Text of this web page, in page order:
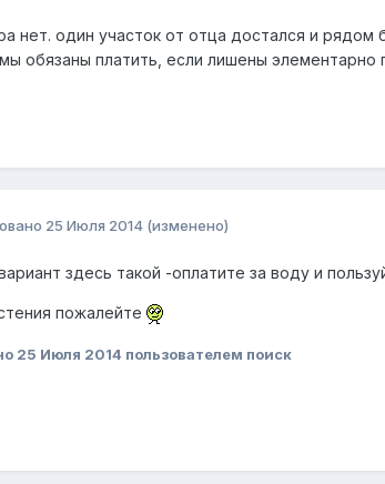
нет. один участок от отца достался и
обязаны платить, если лишены элементарно
25 Июля 2014 (изменено)
здесь такой -оплатите за воду и
пожалейте
25 Июля 2014 пользователем поиск